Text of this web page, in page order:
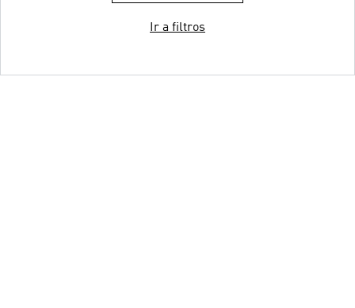
Ir a filtros